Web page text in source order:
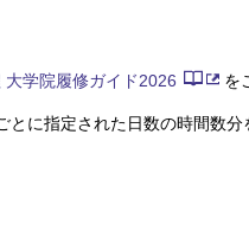
大学院履修ガイド2026 を
とに指定された日数の時間数